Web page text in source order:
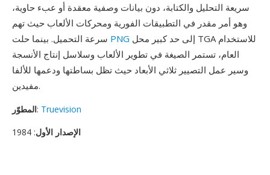
سريعة التحليل والكتابة، دون بيانات وصفية معقدة أو عبء حاوية،
وهو أمر مقدر في التطبيقات الفورية ومحركات الألعاب حيث تهم
PNG
العام، تستمر الصيغة في تطوير الألعاب وسلاسل إنتاج الأنسجة
وسير عمل التصيير ثلاثي الأبعاد حيث تظل بساطتها ودعمها للألفا
مفيدين.
المطوّر: Truevision
الإصدار الأول: 1984